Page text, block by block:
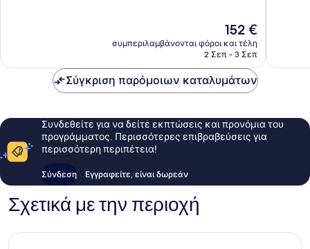
Η
τιμή
είναι
152 €
συμπεριλαμβάνονται φόροι και τέλη
2 Σεπ - 3 Σεπ
Σύγκριση παρόμοιων καταλυμάτων
Συνδεθείτε για να δείτε εκπτώσεις και προνόμια του
προγράμματος. Περισσότερες επιβραβεύσεις για
περισσότερη περιπέτεια!
Σύνδεση Εγγραφείτε, είναι δωρεάν
Σχετικά με την περιοχή